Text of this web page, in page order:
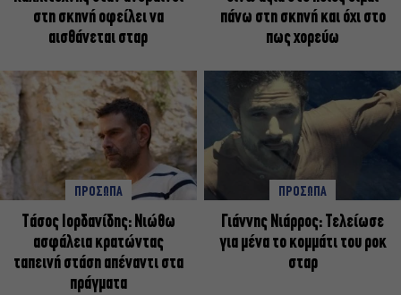
στη σκηνή οφείλει να
αισθάνεται σταρ
πάνω στη σκηνή και όχι στο
πως χορεύω
ΠΡΟΣΩΠΑ
Tάσος Ιορδανίδης: Νιώθω
ασφάλεια κρατώντας
ταπεινή στάση απέναντι στα
πράγματα
ΠΡΟΣΩΠΑ
Γιάννης Νιάρρος: Τελείωσε
για μένα το κομμάτι του ροκ
σταρ